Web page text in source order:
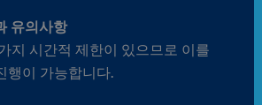
유의사항
지 시간적 제한이 있으므로 이를
행이 가능합니다.